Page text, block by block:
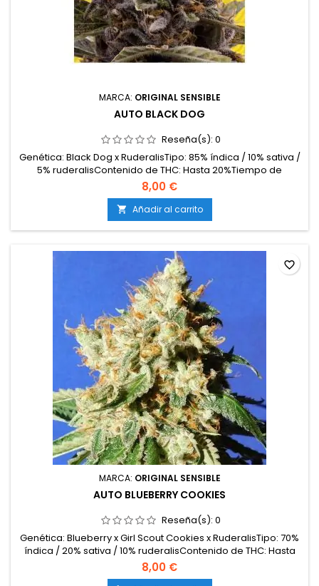
MARCA: ORIGINAL SENSIBLE
AUTO BLACK DOG
Reseña(s): 0
Genética: Black Dog x RuderalisTipo: 85% índica / 10% sativa /
5% ruderalisContenido de THC: Hasta 20%Tiempo de
floración: 8–9 semanas desde la germinaciónProducción en
interior: 400–500 g/m²Producción en exterior: 80–140
g/plantaAltura: 80–110 cm en interior; hasta 130 cm en
exteriorAromas y sabores: Frutas del bosque oscuras,...
8,00 €
 Añadir al carrito
MARCA: ORIGINAL SENSIBLE
AUTO BLUEBERRY COOKIES
Reseña(s): 0
Genética: Blueberry x Girl Scout Cookies x RuderalisTipo: 70%
índica / 20% sativa / 10% ruderalisContenido de THC: Hasta
22%Tiempo de floración: 9–10 semanas desde la
germinaciónProducción en interior: 450–550
8,00 €
favorite_border